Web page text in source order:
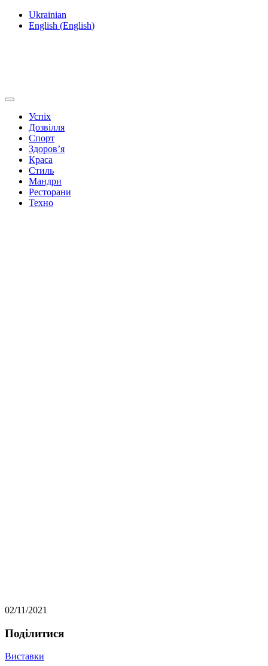
Ukrainian
English (English)
Успіх
Дозвілля
Спорт
Здоров’я
Краса
Стиль
Мандри
Ресторани
Техно
02/11/2021
Подiлитися
Виставки